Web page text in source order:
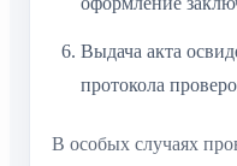
Выдача акта
протокола
В особых случаях